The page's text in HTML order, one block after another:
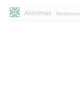
Anonimas Neaktyvus